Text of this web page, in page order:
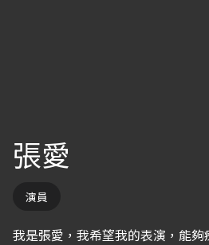
張愛
演員
我是張愛，我希望我的表演，能夠療癒人心